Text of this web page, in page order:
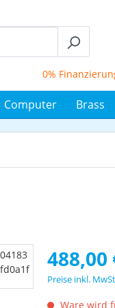
0% Finanzierung
Computer Brass
Regulärer
488,00
Preise inkl.
Ware wird